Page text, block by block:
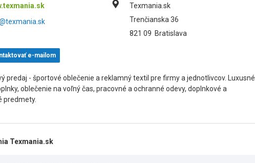
Texmania.sk
Trenčianska 36
821 09 Bratislava
e-mailom
predaj - športové oblečenie a reklamný textil pre firmy a jednotlivcov. Luxusné
oblečenie na voľný čas, pracovné a ochranné odevy, doplnkové a
predmety.
Texmania.sk